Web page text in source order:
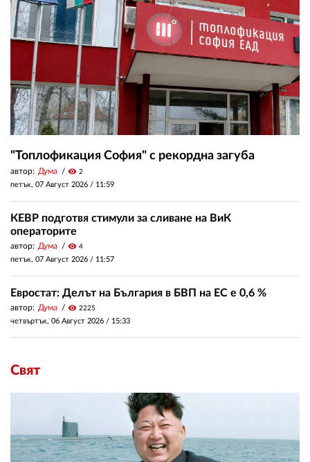
"Топлофикация София" с рекордна загуба
автор: Дума visibility 2
петък, 07 Август 2026 / 11:59
КЕВР подготвя стимули за сливане на ВиК
операторите
автор: Дума visibility 4
петък, 07 Август 2026 / 11:57
Евростат: Делът на България в БВП на ЕС е 0,6 %
автор: Дума visibility 2225
четвъртък, 06 Август 2026 / 15:33
Свят